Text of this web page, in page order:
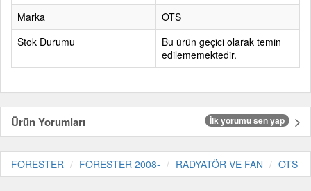
Marka
OTS
Stok Durumu
Bu ürün geçici olarak temin
edilememektedir.
Ürün Yorumları İlk yorumu sen yap
FORESTER FORESTER 2008- RADYATÖR VE FAN OTS